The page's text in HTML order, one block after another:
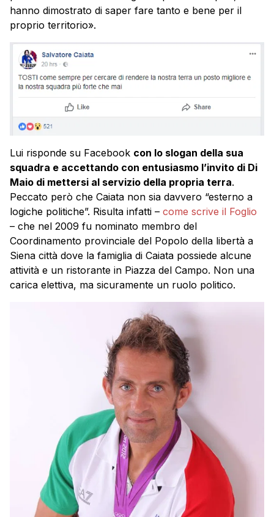
hanno dimostrato di saper fare tanto e bene per il
proprio territorio».
Lui risponde su Facebook con lo slogan della sua
squadra e accettando con entusiasmo l’invito di Di
Maio di mettersi al servizio della propria terra.
Peccato però che Caiata non sia davvero “esterno a
logiche politiche”. Risulta infatti – come scrive il Foglio
– che nel 2009 fu nominato membro del
Coordinamento provinciale del Popolo della libertà a
Siena città dove la famiglia di Caiata possiede alcune
attività e un ristorante in Piazza del Campo. Non una
carica elettiva, ma sicuramente un ruolo politico.